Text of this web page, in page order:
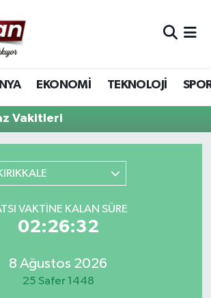
EKONOMİ TEKNOLOJİ
Vakitleri
VAKTINE KALAN SÜRE
02:26:32
8 Ağustos 2026
25 Safer 1448
Haberleri